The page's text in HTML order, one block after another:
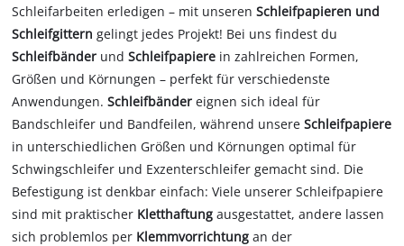
Schleifarbeiten erledigen – mit unserenSchleifpapieren und
Schleifgittern gelingt jedes Projekt! Bei uns findest du
Schleifbänder undSchleifpapiere in zahlreichen Formen,
Größen und Körnungen – perfekt für verschiedenste
Anwendungen.Schleifbändereignen sich ideal für
Bandschleifer und Bandfeilen, während unsereSchleifpapiere
in unterschiedlichen Größen und Körnungen optimal für
Schwingschleifer und Exzenterschleifer gemacht sind. Die
Befestigung ist denkbar einfach: Viele unserer Schleifpapiere
sind mit praktischer Kletthaftungausgestattet, andere lassen
sich problemlos per Klemmvorrichtung an der